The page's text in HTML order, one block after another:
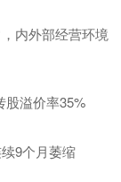
内外部经营环境
股溢价率35%
9个月萎缩